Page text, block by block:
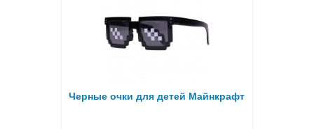
Черные очки для детей Майнкрафт